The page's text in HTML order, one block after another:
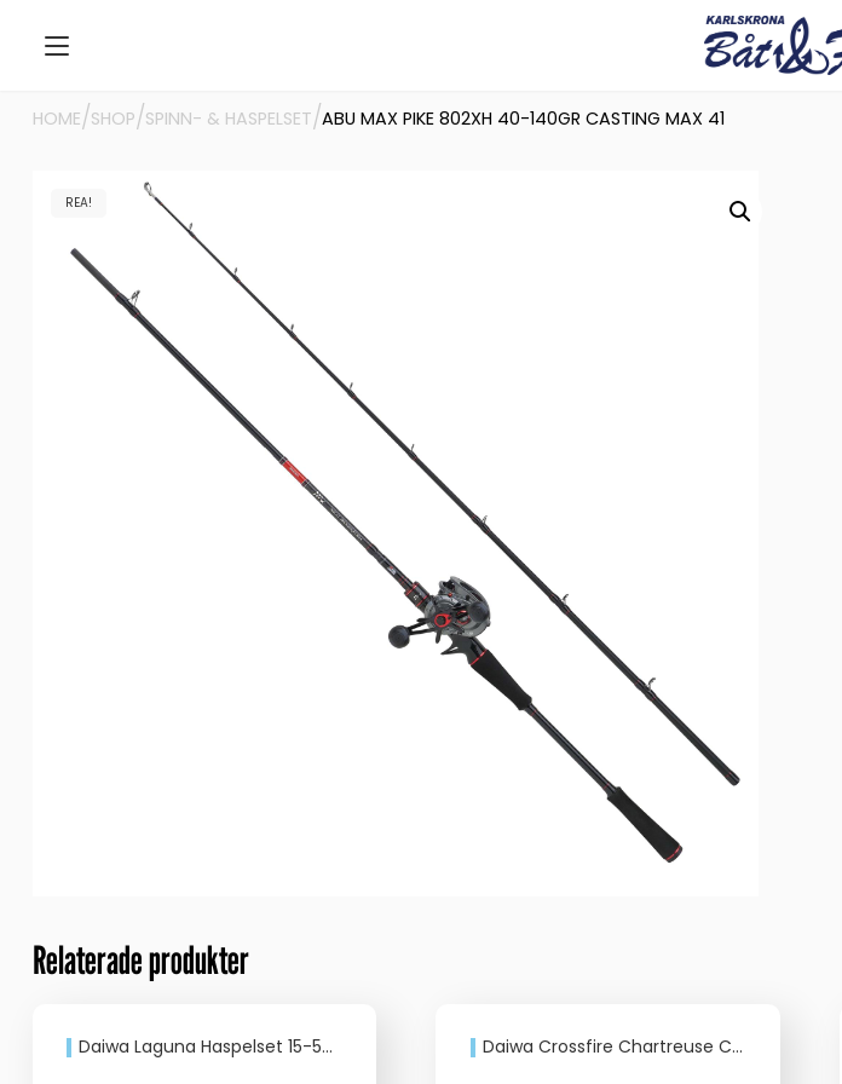
HOME/SHOP/SPINN- & HASPELSET/ABU MAX PIKE 802XH 40-140GR CASTING MAX 41
REA!
Relaterade produkter
Daiwa Laguna Haspelset 15-50g Daiwa Crossfire Chartreuse Combo 8 10-40gr